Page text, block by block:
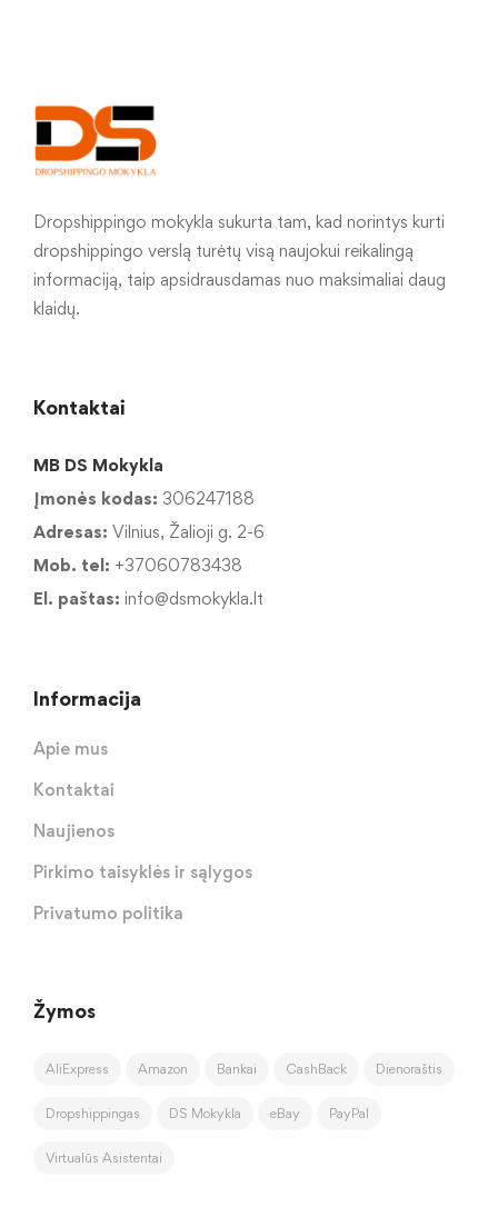
Dropshippingo mokykla sukurta tam, kad norintys kurti
dropshippingo verslą turėtų visą naujokui reikalingą
informaciją, taip apsidrausdamas nuo maksimaliai daug
klaidų.
Kontaktai
MB DS Mokykla
Įmonės kodas: 306247188
Adresas: Vilnius, Žalioji g. 2-6
Mob. tel: +37060783438
El. paštas: info@dsmokykla.lt
Informacija
Apie mus
Kontaktai
Naujienos
Pirkimo taisyklės ir sąlygos
Privatumo politika
Žymos
AliExpress Amazon Bankai CashBack Dienoraštis
Dropshippingas DS Mokykla eBay PayPal
Virtualūs Asistentai